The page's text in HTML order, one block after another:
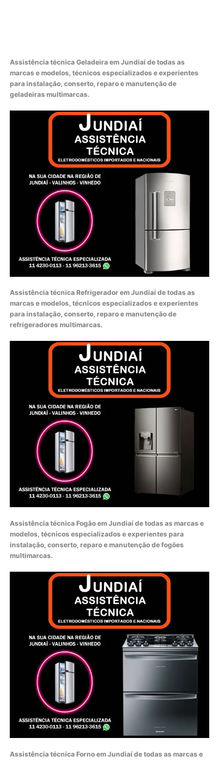
Assistência técnica Geladeira em Jundiaí de todas as
marcas e modelos, técnicos especializados e experientes
para instalação, conserto, reparo e manutenção de
geladeiras multimarcas.
Assistência técnica Refrigerador em Jundiaí de todas as
marcas e modelos, técnicos especializados e experientes
para instalação, conserto, reparo e manutenção de
refrigeradores multimarcas.
Assistência técnica Fogão em Jundiaí de todas as marcas e
modelos, técnicos especializados e experientes para
instalação, conserto, reparo e manutenção de fogões
multimarcas.
Assistência técnica Forno em Jundiaí de todas as marcas e